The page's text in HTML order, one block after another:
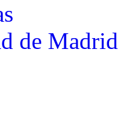
de Madrid